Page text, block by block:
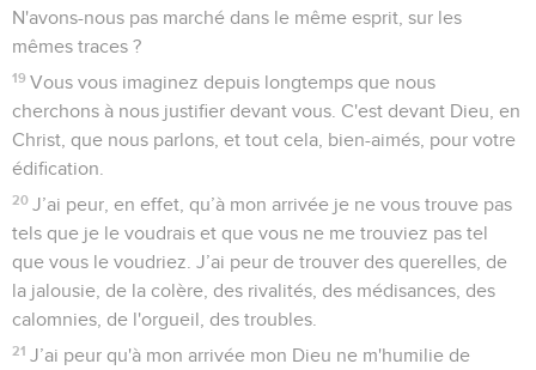
N'avons-nous pas marché dans le même esprit, sur les
mêmes traces ?
19 Vous vous imaginez depuis longtemps que nous
cherchons à nous justifier devant vous. C'est devant Dieu, en
Christ, que nous parlons, et tout cela, bien-aimés, pour votre
édification.
20 J’ai peur, en effet, qu’à mon arrivée je ne vous trouve pas
tels que je le voudrais et que vous ne me trouviez pas tel
que vous le voudriez. J’ai peur de trouver des querelles, de
la jalousie, de la colère, des rivalités, des médisances, des
calomnies, de l'orgueil, des troubles.
21 J’ai peur qu'à mon arrivée mon Dieu ne m'humilie de